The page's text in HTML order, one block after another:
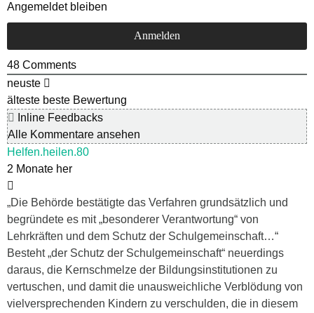
Angemeldet bleiben
48 Comments
neuste
älteste beste Bewertung
Inline Feedbacks
Alle Kommentare ansehen
Helfen.heilen.80
2 Monate her
„Die Behörde bestätigte das Verfahren grundsätzlich und
begründete es mit „besonderer Verantwortung“ von
Lehrkräften und dem Schutz der Schulgemeinschaft…“
Besteht „der Schutz der Schulgemeinschaft“ neuerdings
daraus, die Kernschmelze der Bildungsinstitutionen zu
vertuschen, und damit die unausweichliche Verblödung von
vielversprechenden Kindern zu verschulden, die in diesem